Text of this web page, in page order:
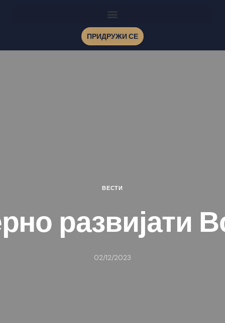
ПРИДРУЖИ СЕ
ВЕСТИ
развијати
02/12/2023